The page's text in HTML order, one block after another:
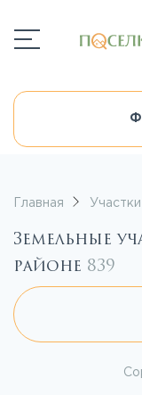
Главная Участки
Земельные
районе 839